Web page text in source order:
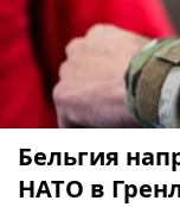
Бельгия
НАТО в